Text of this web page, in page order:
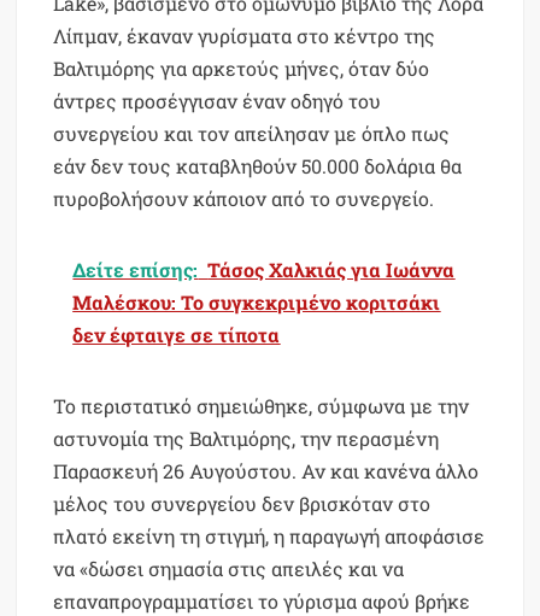
Λίπμαν, έκαναν γυρίσματα στο κέντρο της
Βαλτιμόρης για αρκετούς μήνες, όταν δύο
άντρες προσέγγισαν έναν οδηγό του
συνεργείου και τον απείλησαν με όπλο πως
εάν δεν τους καταβληθούν 50.000 δολάρια θα
πυροβολήσουν κάποιον από το συνεργείο.
Δείτε επίσης: Τάσος Χαλκιάς για Ιωάννα
Μαλέσκου: Το συγκεκριμένο κοριτσάκι
δεν έφταιγε σε τίποτα
Το περιστατικό σημειώθηκε, σύμφωνα με την
αστυνομία της Βαλτιμόρης, την περασμένη
Παρασκευή 26 Αυγούστου. Αν και κανένα άλλο
μέλος του συνεργείου δεν βρισκόταν στο
πλατό εκείνη τη στιγμή, η παραγωγή αποφάσισε
να «δώσει σημασία στις απειλές και να
επαναπρογραμματίσει το γύρισμα αφού βρήκε